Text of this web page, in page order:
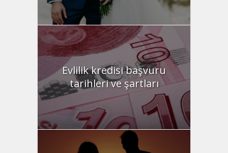
Evlilik kredisi başvuru
tarihleri ve şartları